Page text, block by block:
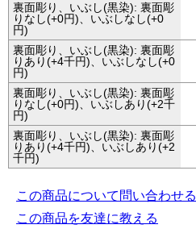
裏面彫り、いぶし(黒染): 裏面彫
りなし(+0円)、いぶしなし(+0
円)
裏面彫り、いぶし(黒染): 裏面彫
りあり(+4千円)、いぶしなし(+0
円)
裏面彫り、いぶし(黒染): 裏面彫
りなし(+0円)、いぶしあり(+2千
円)
裏面彫り、いぶし(黒染): 裏面彫
りあり(+4千円)、いぶしあり(+2
千円)
この商品について問い合わせる
この商品を友達に教える